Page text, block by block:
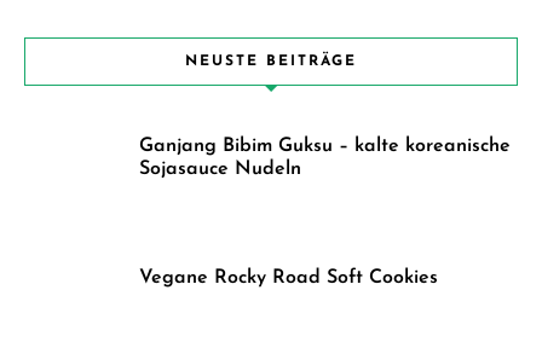
NEUSTE BEITRÄGE
Ganjang Bibim Guksu – kalte koreanische
Sojasauce Nudeln
Vegane Rocky Road Soft Cookies